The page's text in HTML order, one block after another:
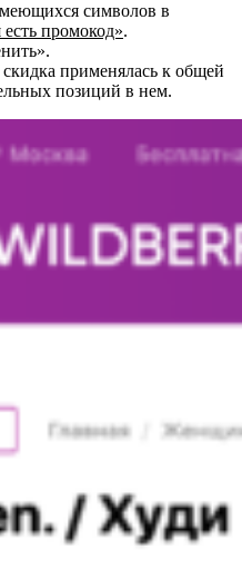
символов в
промокод».
применялась к общей
позиций в нем.